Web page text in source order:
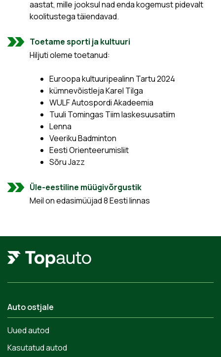
aastat, mille jooksul nad enda kogemust pidevalt
koolitustega täiendavad.
Toetame sporti ja kultuuri
Hiljuti oleme toetanud:
Euroopa kultuuripealinn Tartu 2024
kümnevõistleja Karel Tilga
WULF Autospordi Akadeemia
Tuuli Tomingas Tiim laskesuusatiim
Lenna
Veeriku Badminton
Eesti Orienteerumisliit
Sõru Jazz
Üle-eestiline müügivõrgustik
Meil on edasimüüjad 8 Eesti linnas
Auto ostjale
Uued autod
Kasutatud autod